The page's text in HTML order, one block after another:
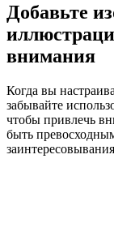
Добавьте
внимания
Когда вы
забывайте
чтобы привлечь
быть